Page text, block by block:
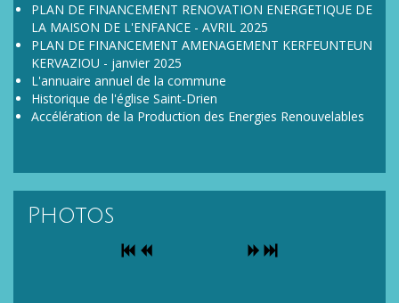
PLAN DE FINANCEMENT RENOVATION ENERGETIQUE DE
LA MAISON DE L'ENFANCE - AVRIL 2025
PLAN DE FINANCEMENT AMENAGEMENT KERFEUNTEUN
KERVAZIOU - janvier 2025
L'annuaire annuel de la commune
Historique de l'église Saint-Drien
Accélération de la Production des Energies Renouvelables
Photos